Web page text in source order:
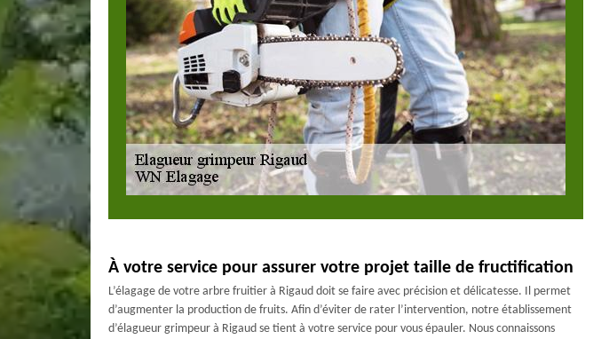
À votre service pour assurer votre projet taille de fructification
L’élagage de votre arbre fruitier à Rigaud doit se faire avec précision et délicatesse. Il permet
d’augmenter la production de fruits. Afin d’éviter de rater l’intervention, notre établissement
d’élagueur grimpeur à Rigaud se tient à votre service pour vous épauler. Nous connaissons